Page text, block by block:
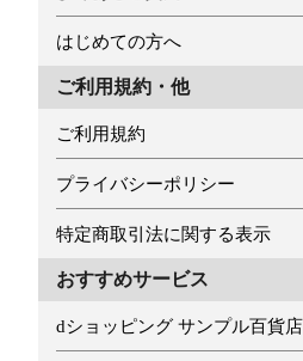
はじめての方へ
ご利用規約・他
ご利用規約
プライバシーポリシー
特定商取引法に関する表示
おすすめサービス
dショッピング サンプル百貨店